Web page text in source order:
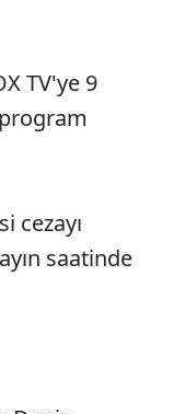
TV'ye 9
cezayı
saatinde